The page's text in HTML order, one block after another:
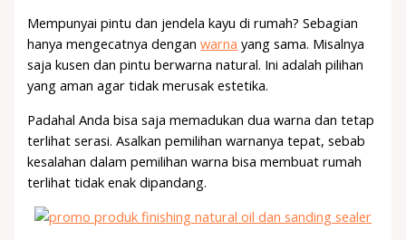
Mempunyai pintu dan jendela kayu di rumah? Sebagian
hanya mengecatnya denganwarna yang sama. Misalnya
saja kusen dan pintu berwarna natural. Ini adalah pilihan
yang aman agar tidak merusak estetika.
Padahal Anda bisa saja memadukan dua warna dan tetap
terlihat serasi. Asalkan pemilihan warnanya tepat, sebab
kesalahan dalam pemilihan warna bisa membuat rumah
terlihat tidak enak dipandang.